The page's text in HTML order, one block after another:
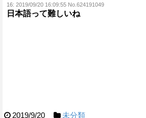
16: 2019/09/20 16:09:55 No.624191049
日本語って難しいね
2019/9/20 未分類